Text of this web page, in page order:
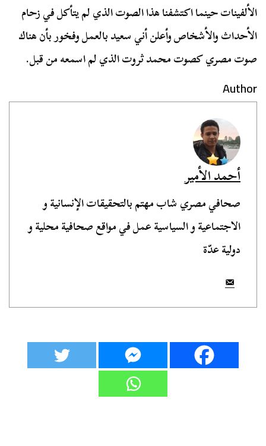
الألفينات حينما اكتشفنا هذا الصوت الذي لم يتأكل في زحام
الأحداث والأشخاص وأعلن أني سعيد بالعمل وفخور بأن هناك
صوت مصري كصوت محمد ثروت الذي لم اسمعه من قبل.
Author
أحمد الأمير
صحافي مصري شاب مهتم بالتحقيقات الإنسانية و
الاجتماعية و السياسية عمل في مواقع صحافية محلية و
دولية عدّة